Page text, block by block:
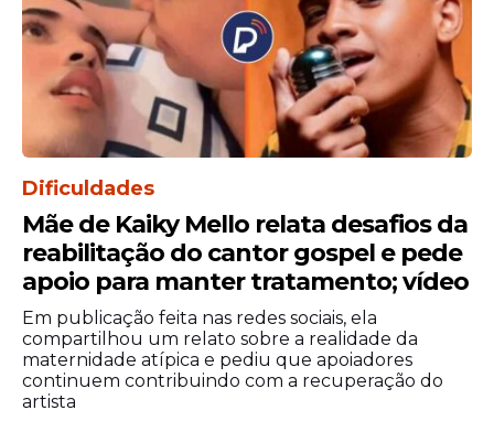
Dificuldades
Mãe de Kaiky Mello relata desafios da
reabilitação do cantor gospel e pede
apoio para manter tratamento; vídeo
Em publicação feita nas redes sociais, ela
compartilhou um relato sobre a realidade da
maternidade atípica e pediu que apoiadores
continuem contribuindo com a recuperação do
artista